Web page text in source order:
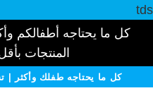
tds
كل ما يحتاجه أطفالكم
المنتجات
تخطيكل ما يحتاجه طفلك وأكثر |